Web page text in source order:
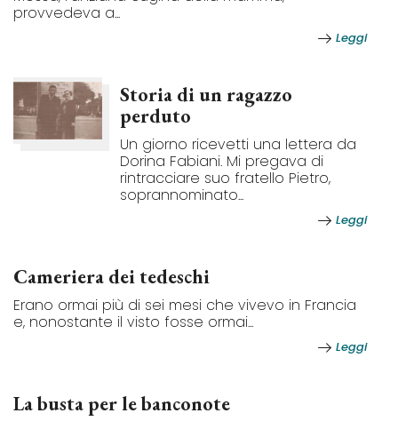
provvedeva a...
Leggi
Storia di un ragazzo
perduto
Un giorno ricevetti una lettera da
Dorina Fabiani. Mi pregava di
rintracciare suo fratello Pietro,
soprannominato...
Leggi
Cameriera dei tedeschi
Erano ormai più di sei mesi che vivevo in Francia
e, nonostante il visto fosse ormai...
Leggi
La busta per le banconote